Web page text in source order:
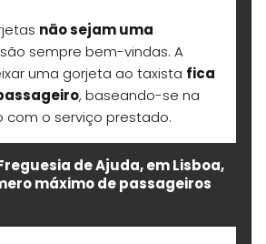
não sejam uma
sempre bem-vindas. A
uma gorjeta ao taxista fica
, baseando-se na
com o serviço prestado.
de Ajuda, em Lisboa,
máximo de passageiros